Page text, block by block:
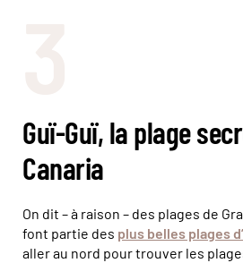
Guï-Guï, la plage
Canaria
On dit – à raison – des plages de
font partie des plus belles plages
aller au nord pour trouver les